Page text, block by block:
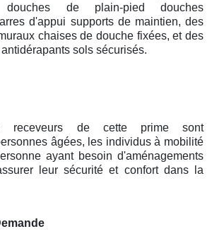
douches de plain-pied douches
d'appui supports de maintien, des
chaises de douche fixées, et des
sols sécurisés.
receveurs de cette prime sont
âgées, les individus à mobilité
ayant besoin d'aménagements
leur sécurité et confort dans la